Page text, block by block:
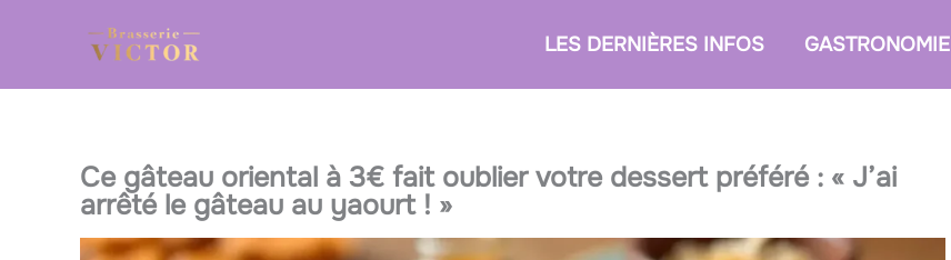
LES DERNIÈRES INFOS GASTRONOMIE
Ce gâteau oriental à 3€ fait oublier votre dessert préféré : « J’ai
arrêté le gâteau au yaourt ! »